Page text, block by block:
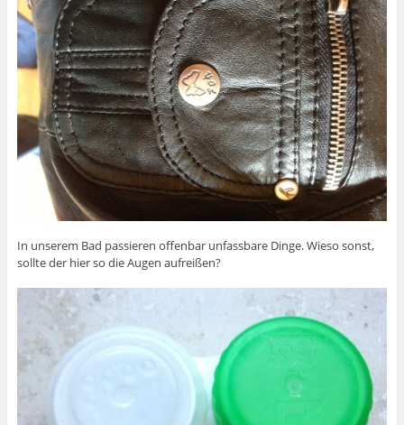
In unserem Bad passieren offenbar unfassbare Dinge. Wieso sonst,
sollte der hier so die Augen aufreißen?